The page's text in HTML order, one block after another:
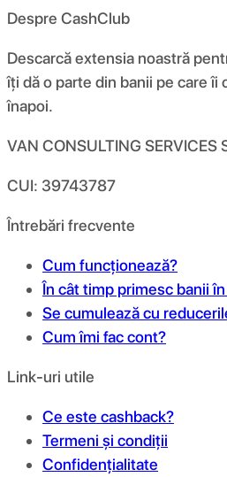
Despre CashClub
Descarcă extensia noastră
îți dă o parte din banii pe care îi
înapoi.
VAN CONSULTING SERVICES
CUI: 39743787
Întrebări frecvente
Cum funcționează?
În cât timp primesc banii
Se cumulează cu
Cum îmi fac cont?
Link-uri utile
Ce este cashback?
Termeni și condiții
Confidențialitate